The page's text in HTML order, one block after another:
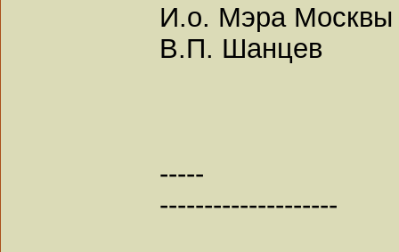
И.о. Мэра Москвы
В.П. Шанцев
-----
--------------------